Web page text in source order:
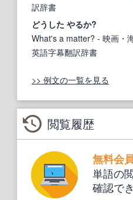
訳辞書
どうした やるか?
What's a matter? - 映画・
英語字幕翻訳辞書
>> 例文の一覧を見る
閲覧履歴
無料会
単語の
確認で